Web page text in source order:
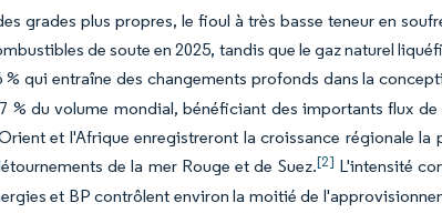
grades plus propres, le fioul à très basse teneur en
de soute en 2025, tandis que le gaz naturel
% qui entraîne des changements profonds dans la
% du volume mondial, bénéficiant des importants flux
et l'Afrique enregistreront la croissance régionale la
de la mer Rouge et de Suez.[2] L'intensité
et BP contrôlent environ la moitié de